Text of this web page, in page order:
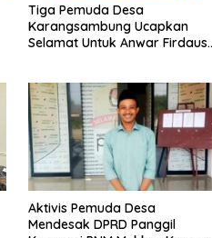
Tiga Pemuda Desa
Karangsambung Ucapkan
Selamat Untuk Anwar Firdaus
Aktivis Pemuda Desa
Mendesak DPRD Panggil